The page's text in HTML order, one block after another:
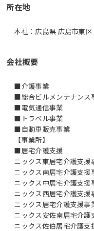
所在地
本社：広島県 広島市東
会社概要
■介護事業
■総合ビルメンテナンス
■電気通信事業
■トラベル事業
■自動車販売事業
【事業所】
■居宅介護支援
ニックス東居宅介護支援
ニックス南居宅介護支援
ニックス中居宅介護支援
ニックス西居宅介護支援
ニックス居宅介護支援事
ニックス安佐南居宅介護
ニックス佐伯居宅介護支